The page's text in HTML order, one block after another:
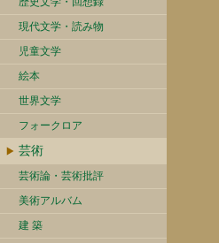
現代文学・読み物
児童文学
絵本
世界文学
フォークロア
芸術
芸術論・芸術批評
美術アルバム
建 築